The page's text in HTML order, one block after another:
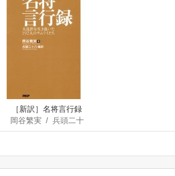
［新訳］名将言行録
岡谷繁実/ 兵頭二十
八